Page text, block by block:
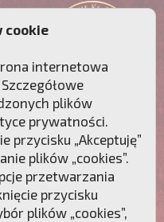
cookie
internetowa
plików
prywatności.
przycisku „Akceptuję”
plików „cookies”.
przetwarzania
przycisku
plików „cookies”,